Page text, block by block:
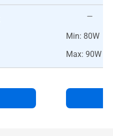
Min: 80W
Max: 90W